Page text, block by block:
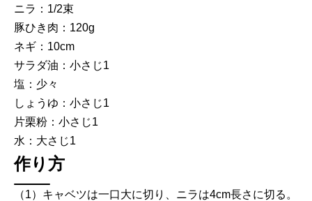
ニラ：1/2束
豚ひき肉：120g
ネギ：10cm
サラダ油：小さじ1
塩：少々
しょうゆ：小さじ1
片栗粉：小さじ1
水：大さじ1
作り方
（1）キャベツは一口大に切り、ニラは4cm長さに切る。